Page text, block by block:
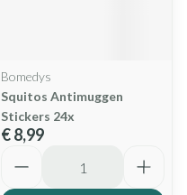
Bomedys
Squitos Antimuggen
Stickers 24x
€ 8,99